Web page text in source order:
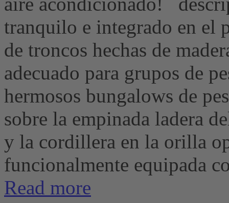
tranquilo e integrado en el
de troncos hechas de
adecuado para grupos de
hermosos bungalows de
sobre la empinada ladera
y la cordillera en la orilla
funcionalmente equipada
Read more